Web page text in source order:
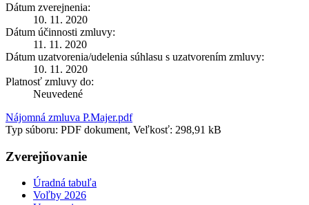
Dátum zverejnenia:
10. 11. 2020
Dátum účinnosti zmluvy:
11. 11. 2020
Dátum uzatvorenia/udelenia súhlasu s uzatvorením zmluvy:
10. 11. 2020
Platnosť zmluvy do:
Neuvedené
Nájomná zmluva P.Majer.pdf
Typ súboru: PDF dokument, Veľkosť: 298,91 kB
Zverejňovanie
Úradná tabuľa
Voľby 2026